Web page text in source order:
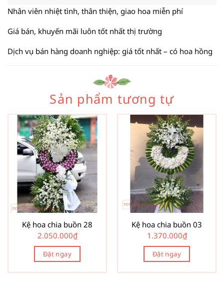
Nhân viên nhiệt tình, thân thiện, giao hoa miễn phí
Giá bán, khuyến mãi luôn tốt nhất thị trường
Dịch vụ bán hàng doanh nghiệp: giá tốt nhất – có hoa hồng
Sản phẩm tương tự
Kệ hoa chia buồn 28
2.050.000₫
Đặt ngay
Kệ hoa chia buồn 03
1.370.000₫
Đặt ngay